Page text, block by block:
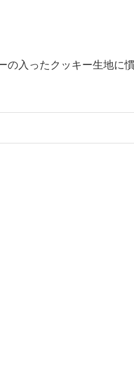
の入ったクッキー生地に